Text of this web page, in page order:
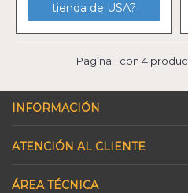
tienda de USA?
Pagina 1 con 4
INFORMACIÓN
ATENCIÓN AL CLIENTE
ÁREA TÉCNICA